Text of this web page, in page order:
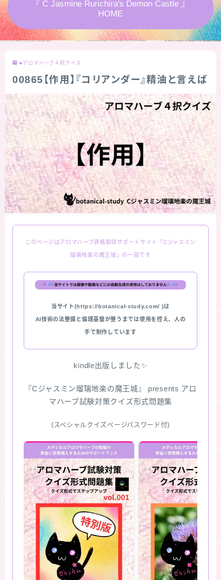
おすすめ商品＆レビュー
★スペシャルアロマハーブ４択クイズ (kindle出
お問い合わせ
サイトマップ
『 C Jasmine Rurichira's Demon Castle 』
HOME
■アロマハーブ４択クイズ
00865【作用】『コリアンダー』精油と言えば
このページはアロマハーブ資格取得サポートサイト「Cジャスミン
瑠璃地楽の魔王城」の一部です
当サイト(https://botanical-study.com/ )は
AI技術の法整備と倫理基盤が整うまでは使用を控え、人の
手で制作しています
kindle出版しました✨
『Cジャスミン瑠璃地楽の魔王城』 presents アロ
マハーブ試験対策クイズ形式問題集
(スペシャルクイズページパスワード付)